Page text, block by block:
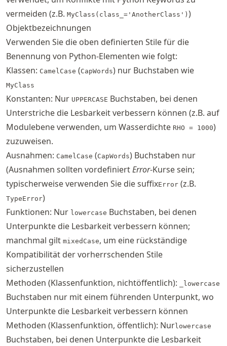
vermeiden (z.B. MyClass(class_='AnotherClass') )
Objektbezeichnungen
Verwenden Sie die oben definierten Stile für die
Benennung von Python-Elementen wie folgt:
Klassen: CamelCase (CapWords) nur Buchstaben wie
MyClass
Konstanten: Nur UPPERCASE Buchstaben, bei denen
Unterstriche die Lesbarkeit verbessern können (z.B. auf
Modulebene verwenden, um Wasserdichte RHO = 1000)
zuzuweisen.
Ausnahmen: CamelCase (CapWords) Buchstaben nur
(Ausnahmen sollten vordefiniertError-Kurse sein;
typischerweise verwenden Sie die suffixError (z.B.
TypeError)
Funktionen: Nur lowercase Buchstaben, bei denen
Unterpunkte die Lesbarkeit verbessern können;
manchmal gilt mixedCase, um eine rückständige
Kompatibilität der vorherrschenden Stile
sicherzustellen
Methoden (Klassenfunktion, nichtöffentlich):
_lowercase
Buchstaben nur mit einem führenden Unterpunkt, wo
Unterpunkte die Lesbarkeit verbessern können
Methoden (Klassenfunktion, öffentlich): Nur lowercase
Buchstaben, bei denen Unterpunkte die Lesbarkeit